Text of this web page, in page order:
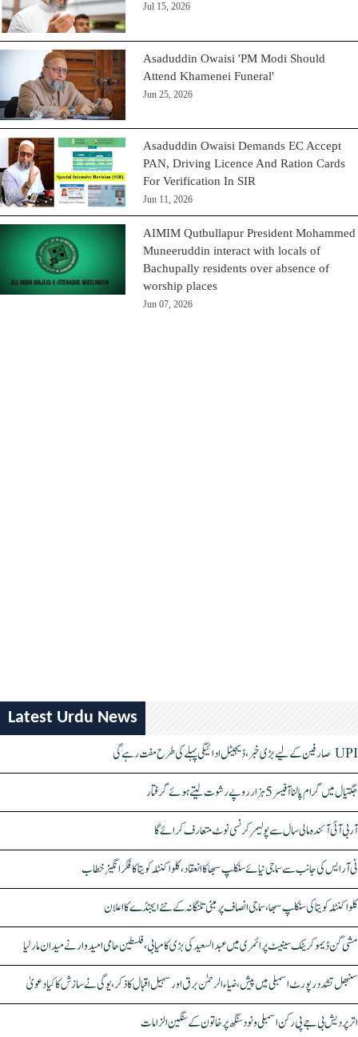
Jul 15, 2026
Asaduddin Owaisi 'PM Modi Should
Attend Khamenei Funeral'
Jun 25, 2026
Asaduddin Owaisi Demands EC Accept
PAN, Driving Licence And Ration Cards
For Verification In SIR
Jun 11, 2026
AIMIM Qutbullapur President Mohammed
Muneeruddin interact with locals of
Bachupally residents over absence of
worship places
Jun 07, 2026
Latest Urdu News
UPI صارفین کے لیے بڑی خبر، ڈیجیٹل ادائیگی پہلے کی طرح مفت رہے گی
جگتیال میں گرام پالنا آفیسر 5 ہزار روپے رشوت لیتے ہوئے گرفتار
آر بی آئی آئندہ مالی سال سے پولیمر کرنسی نوٹ متعارف کرائے گا
ٹی آر ایس کی جانب سے سماجی نیائے سنکلپ سبھا کا انعقاد، کلواکنٹلہ کویتا کا فکر انگیز خطاب
کلواکنٹلہ کویتا کی سنکلپ سبھا، سماجی انصاف پر مبنی تلنگانہ کے نئے ایجنڈے کا اعلان
مشی گن ڈیموکریٹک سینیٹ پرائمری میں عبدالسعید کی بڑی کامیابی، فلسطین حامی امیدوار نے میدان مار لیا
سنبھل تشدد رپورٹ اسمبلی میں پیش، ضیاء الرحمٰن برق اور سہیل اقبال کا ذکر، یوگی نے سازش کا کیا دعویٰ
اتر پردیش بی جے پی رکن اسمبلی ونود سنگھ پر خاتون کے سنگین الزامات